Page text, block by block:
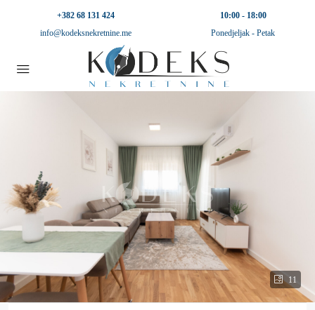
+382 68 131 424
info@kodeksnekretnine.me
10:00 - 18:00
Ponedjeljak - Petak
11